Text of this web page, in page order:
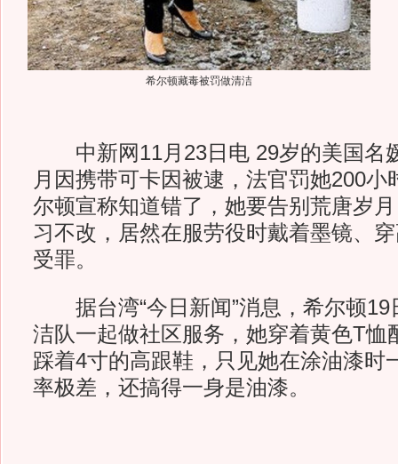
希尔顿藏毒被罚做清洁
中新网11月23日电 29岁的美国名
月因携带可卡因被逮，法官罚她200小
尔顿宣称知道错了，她要告别荒唐岁
习不改，居然在服劳役时戴着墨镜、
受罪。
据台湾“今日新闻”消息，希尔顿19
洁队一起做社区服务，她穿着黄色T恤
踩着4寸的高跟鞋，只见她在涂油漆时
率极差，还搞得一身是油漆。